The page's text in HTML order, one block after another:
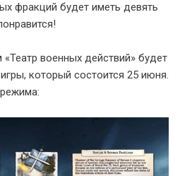
фракций будет иметь девять
военных действий» будет
который состоится 25 июня.